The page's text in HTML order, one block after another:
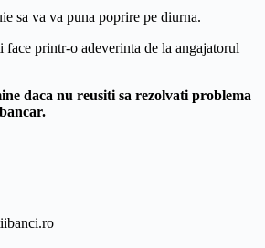
sa va va puna poprire pe diurna.
face printr-o adeverinta de la angajatorul
daca nu reusiti sa rezolvati problema